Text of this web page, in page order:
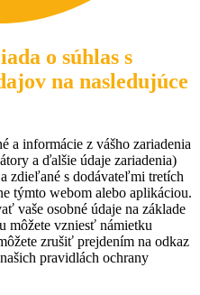
o súhlas s
na nasledujúce
a informácie z vášho zariadenia
a ďalšie údaje zariadenia)
zdieľané s dodávateľmi tretích
týmto webom alebo aplikáciou.
vaše osobné údaje na základe
môžete vzniesť námietku
zrušiť prejdením na odkaz
pravidlách ochrany